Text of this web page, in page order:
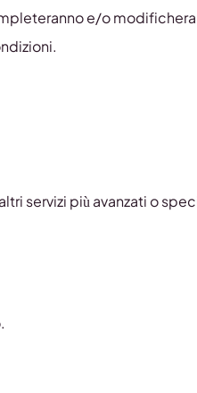
e/o
servizi più avanzati o